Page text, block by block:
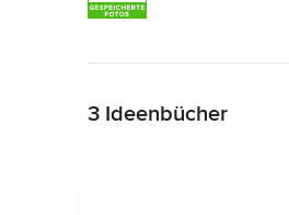
3 Ideenbücher